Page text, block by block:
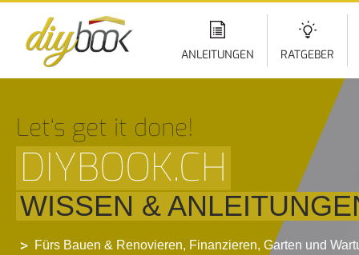
ANLEITUNGEN RATGEBER
Let‘s get it done!
DIYBOOK.CH
WISSEN &
Fürs Bauen & Renovieren, Finanzieren, Garten und